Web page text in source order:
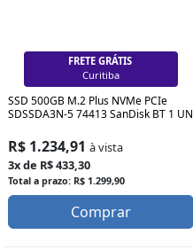
FRETE GRÁTIS
Curitiba
SSD 500GB M.2 Plus NVMe PCIe
SDSSDA3N-5 74413 SanDisk BT 1 UN
R$ 1.234,91 à vista
3x de R$ 433,30
Total a prazo: R$ 1.299,90
Comprar